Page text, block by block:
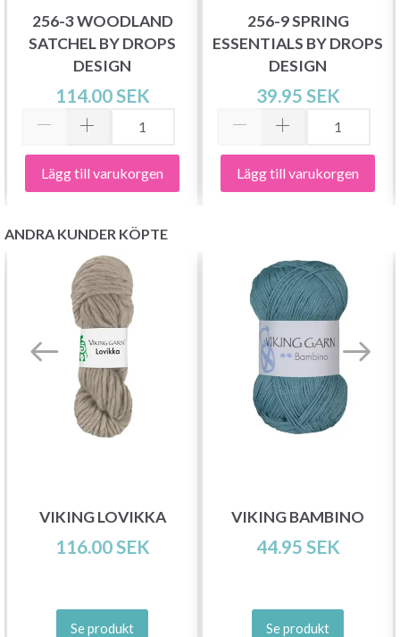
256-3 WOODLAND
SATCHEL BY DROPS
DESIGN
114.00 SEK
Lägg till varukorgen
256-9 SPRING
ESSENTIALS BY DROPS
DESIGN
39.95 SEK
Lägg till varukorgen
ANDRA KUNDER KÖPTE
VIKING LOVIKKA
116.00 SEK
Se produkt
VIKING BAMBINO
44.95 SEK
Se produkt
Spara upp till 50%!
Bli en del av vår garn-gemenskap och få
exklusiv tillgång till inspirerande
stickmönster och specialerbjudanden!
Prenumerera